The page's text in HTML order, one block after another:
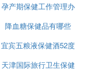
孕产期保健工作管理办
法
降血糖保健品有哪些
宜宾五粮液保健酒52度
天津国际旅行卫生保健